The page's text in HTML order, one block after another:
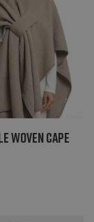
Woven cape